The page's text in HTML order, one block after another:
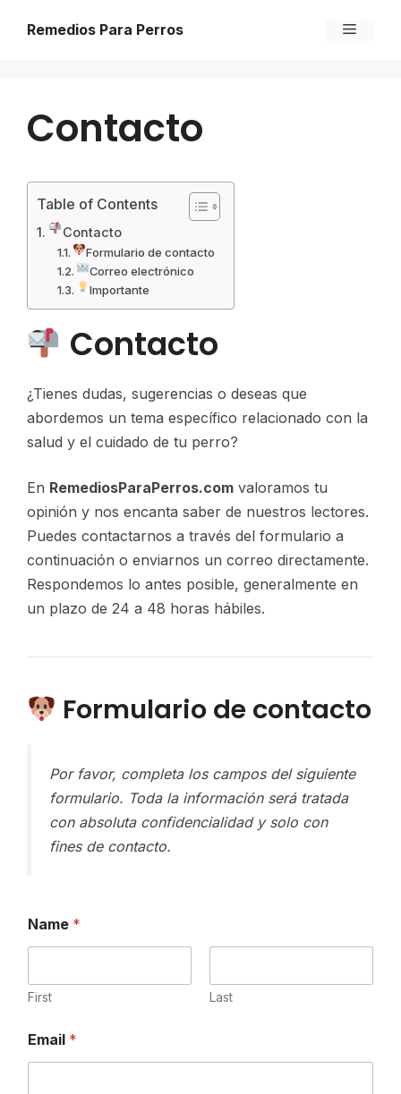
Remedios Para Perros Menu
Contacto
Table of Contents
Contacto
Formulario de contacto
Correo electrónico
Importante
Contacto
¿Tienes dudas, sugerencias o deseas que
abordemos un tema específico relacionado con la
salud y el cuidado de tu perro?
En RemediosParaPerros.com valoramos tu
opinión y nos encanta saber de nuestros lectores.
Puedes contactarnos a través del formulario a
continuación o enviarnos un correo directamente.
Respondemos lo antes posible, generalmente en
un plazo de 24 a 48 horas hábiles.
Formulario de contacto
Por favor, completa los campos del siguiente
formulario. Toda la información será tratada
con absoluta confidencialidad y solo con
fines de contacto.
Name *
First Last
o
r
Email *